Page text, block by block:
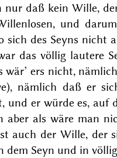
daß kein Wille,
und
sich des Seyns nicht
das völlig lautere
ers nicht,
), nämlich daß er
und er würde es, auf
aber als wäre man
auch der Wille, der
dem Seyn und in